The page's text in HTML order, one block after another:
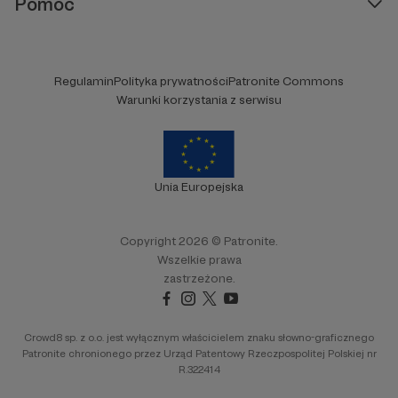
RegulaminPolityka prywatnościPatronite Commons
Warunki korzystania z serwisu
Unia Europejska
Copyright 2026 © Patronite.
Wszelkie prawa
zastrzeżone.
Crowd8 sp. z o.o. jest wyłącznym właścicielem znaku słowno-graficznego
Patronite chronionego przez Urząd Patentowy Rzeczpospolitej Polskiej nr
R.322414